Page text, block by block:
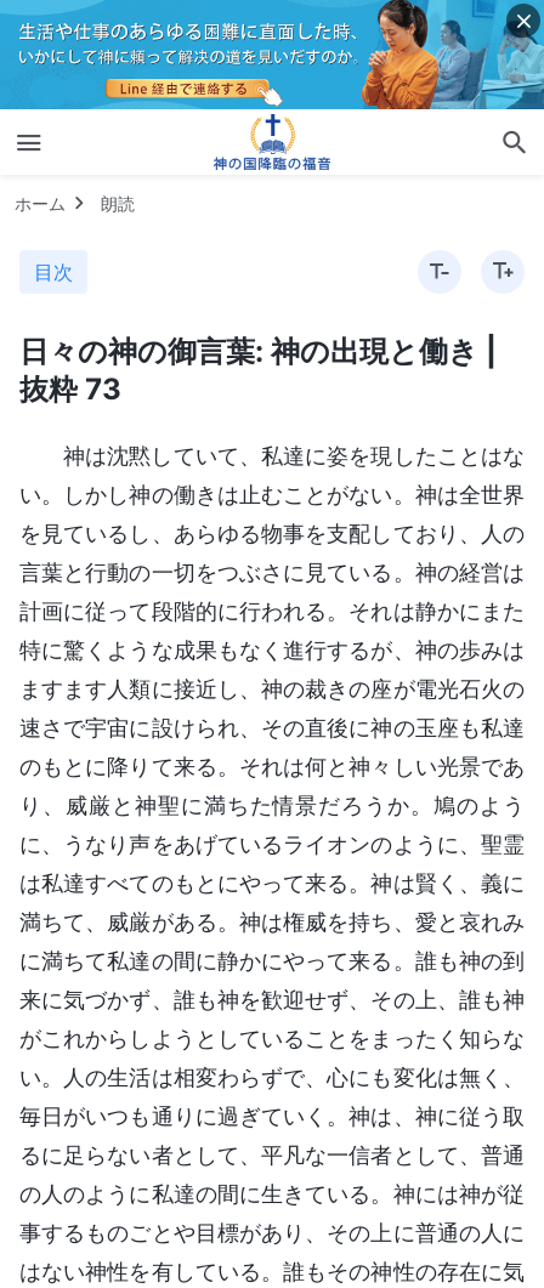
ホーム 朗読
目次
日々の神の御言葉: 神の出現と働き |
抜粋 73
神は沈黙していて、私達に姿を現したことはな
い。しかし神の働きは止むことがない。神は全世界
を見ているし、あらゆる物事を支配しており、人の
言葉と行動の一切をつぶさに見ている。神の経営は
計画に従って段階的に行われる。それは静かにまた
特に驚くような成果もなく進行するが、神の歩みは
ますます人類に接近し、神の裁きの座が電光石火の
速さで宇宙に設けられ、その直後に神の玉座も私達
のもとに降りて来る。それは何と神々しい光景であ
り、威厳と神聖に満ちた情景だろうか。鳩のよう
に、うなり声をあげているライオンのように、聖霊
は私達すべてのもとにやって来る。神は賢く、義に
満ちて、威厳がある。神は権威を持ち、愛と哀れみ
に満ちて私達の間に静かにやって来る。誰も神の到
来に気づかず、誰も神を歓迎せず、その上、誰も神
がこれからしようとしていることをまったく知らな
い。人の生活は相変わらずで、心にも変化は無く、
毎日がいつも通りに過ぎていく。神は、神に従う取
るに足らない者として、平凡な一信者として、普通
の人のように私達の間に生きている。神には神が従
事するものごとや目標があり、その上に普通の人に
はない神性を有している。誰もその神性の存在に気